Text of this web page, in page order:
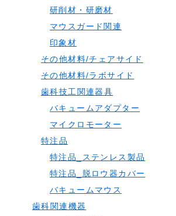
研削材・研磨材
マウスガード関連
印象材
その他材料/チェアサイド
その他材料/ラボサイド
歯科技工関連器具
バキュームアダプター
マイクロモーター
特注品
特注品_ステンレス製品
特注品_脱ロウ器カバー
バキュームマウス
歯科関連機器